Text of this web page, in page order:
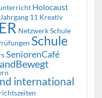
Holocaust
Jahrgang 11 Kreativ
Netzwerk Schule
Schule
SeniorenCafé
international